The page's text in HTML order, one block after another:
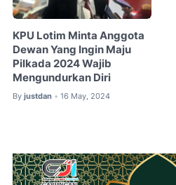
KPU Lotim Minta Anggota
Dewan Yang Ingin Maju
Pilkada 2024 Wajib
Mengundurkan Diri
By justdan • 16 May, 2024